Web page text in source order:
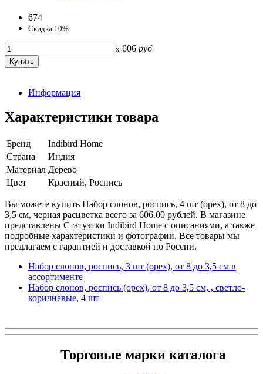
674
Скидка 10%
x 606 руб
Информация
Характеристики товара
Бренд
Indibird Home
Страна
Индия
Материал Дерево
Цвет
Красный, Роспись
Вы можете купить Набор слонов, роспись, 4 шт (орех), от 8 до
3,5 см, черная расцветка всего за 606.00 рублей. В магазине
представлены Статуэтки Indibird Home с описаниями, а также
подробные характеристики и фотографии. Все товары мы
предлагаем с гарантией и доставкой по России.
Набор слонов, роспись, 3 шт (орех), от 8 до 3,5 см в
ассортименте
Набор слонов, роспись (орех), от 8 до 3,5 см, , светло-
коричневые, 4 шт
Торговые марки каталога